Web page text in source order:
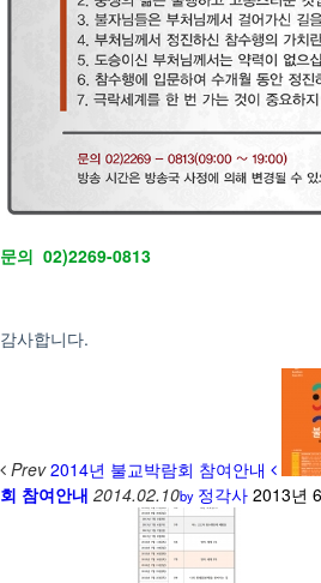
문의 02)2269-0813
감사합니다.
Prev2014년 불교박람회 참여안내
회 참여안내 2014.02.10by 정각사 2013년